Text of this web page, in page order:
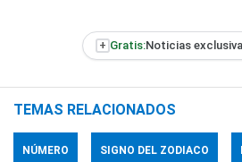
+ Gratis:Noticias
TEMAS RELACIONADOS
NÚMERO SIGNO DEL ZODIACO